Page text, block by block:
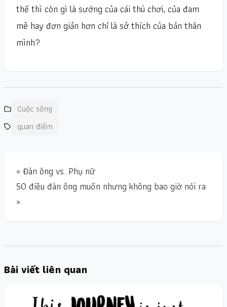
thế thì còn gì là sướng của cái thú chơi, của đam
mê hay đơn giản hơn chỉ là sở thích của bản thân
mình?
Cuộc sống
quan điểm
« Đàn ông vs. Phụ nữ
50 điều đàn ông muốn nhưng không bao giờ nói ra
»
Bài viết liên quan